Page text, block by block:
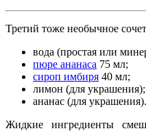
Третий тоже необычное
вода (простая или
пюре ананаса 75 мл;
сироп имбиря 40 мл;
лимон (для украшения);
ананас (для украшения).
Жидкие ингредиенты